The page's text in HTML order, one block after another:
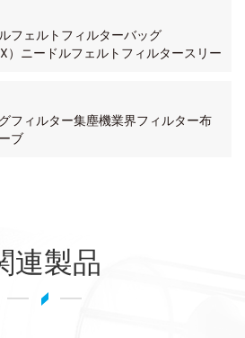
フェルトフィルターバッグ
）ニードルフェルトフィルタースリー
フィルター集塵機業界フィルター布
ブ
連製品